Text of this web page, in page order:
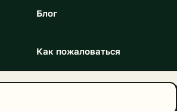
Блог
Как пожаловаться